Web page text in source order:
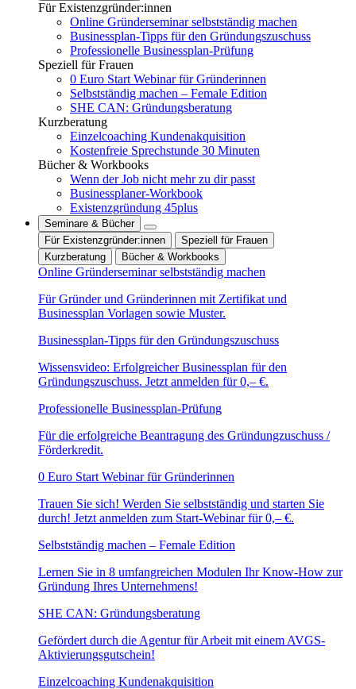
Für Existenzgründer:innen
Online Gründerseminar selbstständig machen
Businessplan-Tipps für den Gründungszuschuss
Professionelle Businessplan-Prüfung
Speziell für Frauen
0 Euro Start Webinar für Gründerinnen
Selbstständig machen – Female Edition
SHE CAN: Gründungsberatung
Kurzberatung
Einzelcoaching Kundenakquisition
Kostenfreie Sprechstunde 30 Minuten
Bücher & Workbooks
Wenn der Job nicht mehr zu dir passt
Businessplaner-Workbook
Existenzgründung 45plus
Seminare & Bücher
Für Existenzgründer:innen
Speziell für Frauen
Kurzberatung
Bücher & Workbooks
Online Gründerseminar selbstständig machen
Für Gründer und Gründerinnen mit Zertifikat und
Businessplan Vorlagen sowie Muster.
Businessplan-Tipps für den Gründungszuschuss
Wissensvideo: Erfolgreicher Businessplan für den
Gründungszuschuss. Jetzt anmelden für 0,– €.
Professionelle Businessplan-Prüfung
Für die erfolgreiche Beantragung des Gründungzuschuss /
Förderkredit.
0 Euro Start Webinar für Gründerinnen
Trauen Sie sich! Werden Sie selbstständig und starten Sie
durch! Jetzt anmelden zum Start-Webinar für 0,– €.
Selbstständig machen – Female Edition
Lernen Sie in 8 umfangreichen Modulen Ihr Know-How zur
Gründung Ihres Unternehmens!
SHE CAN: Gründungsberatung
Gefördert durch die Agentur für Arbeit mit einem AVGS-
Aktivierungsgutschein!
Einzelcoaching Kundenakquisition